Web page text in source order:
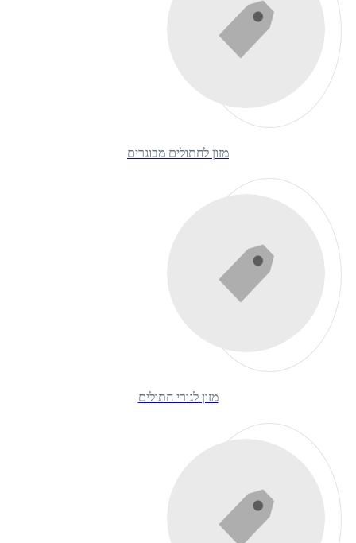
מזון לחתולים מבוגרים
מזון לגורי חתולים